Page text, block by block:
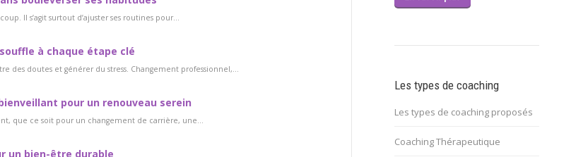
Il s’agit surtout d’ajuster ses routines pour...
à chaque étape clé
des doutes et générer du stress. Changement professionnel,...
pour un renouveau serein
que ce soit pour un changement de carrière, une...
un bien-être durable
Les types de coaching
Les types de coaching proposés
Coaching Thérapeutique